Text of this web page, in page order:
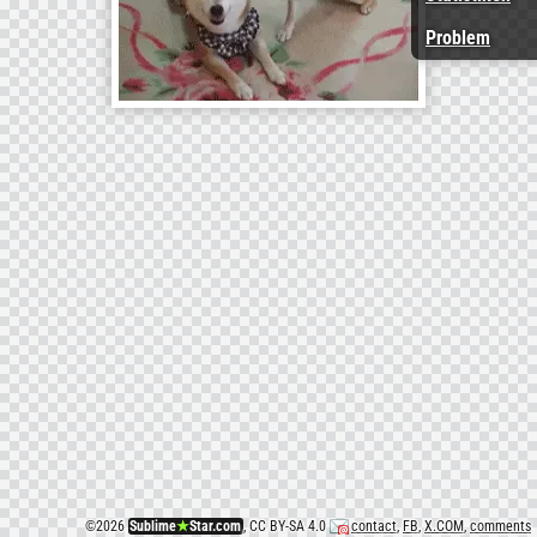
©2026 Sublime★Star.com, CC BY-SA 4.0 contact, FB,X.COM, comments
Problem